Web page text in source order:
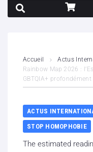
Contenus litigieux
Nous soutenir
Boutique
Accueil
Actus
Rainbow Map 2026 :
GBTQIA+
ACTUS
STOP HOMOPHOBIE
The estimated